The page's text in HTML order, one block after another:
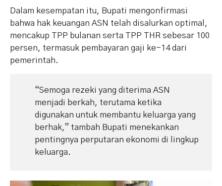
Dalam kesempatan itu, Bupati mengonfirmasi
bahwa hak keuangan ASN telah disalurkan optimal,
mencakup TPP bulanan serta TPP THR sebesar 100
persen, termasuk pembayaran gaji ke-14 dari
pemerintah.
“Semoga rezeki yang diterima ASN
menjadi berkah, terutama ketika
digunakan untuk membantu keluarga yang
berhak,” tambah Bupati menekankan
pentingnya perputaran ekonomi di lingkup
keluarga.